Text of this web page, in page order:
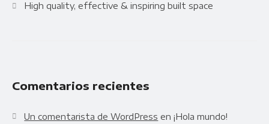
High quality, effective & inspiring built space
Comentarios recientes
Un comentarista de WordPress en¡Hola mundo!